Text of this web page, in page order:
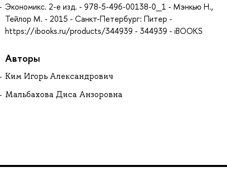
Экономикс. 2-е изд. - 978-5-496-00138-0_1 - Мэнкью Н.,
Тейлор М. - 2015 - Санкт-Петербург: Питер -
https://ibooks.ru/products/344939 - 344939 - iBOOKS
Авторы
Ким Игорь Александрович
Мальбахова Диса Анзоровна